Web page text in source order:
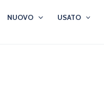
NUOVO USATO